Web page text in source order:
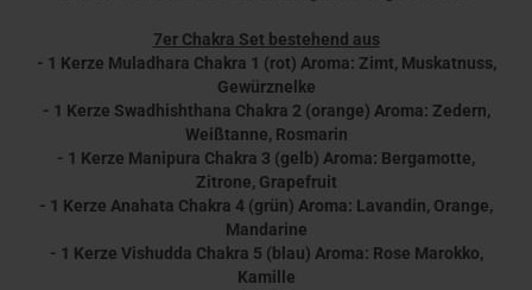
7er Chakra Set bestehend aus
- 1 Kerze Muladhara Chakra 1 (rot) Aroma: Zimt, Muskatnuss,
Gewürznelke
- 1 Kerze Swadhishthana Chakra 2 (orange) Aroma: Zedern,
Weißtanne, Rosmarin
- 1 Kerze Manipura Chakra 3 (gelb) Aroma: Bergamotte,
Zitrone, Grapefruit
- 1 Kerze Anahata Chakra 4 (grün) Aroma: Lavandin, Orange,
Mandarine
- 1 Kerze Vishudda Chakra 5 (blau) Aroma: Rose Marokko,
Kamille